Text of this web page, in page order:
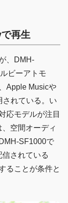
再生
、DMH-
ビーアトモ
Apple Musicや
されている。い
応モデルが注目
空間オーディ
SF1000で
されている
ることが条件と